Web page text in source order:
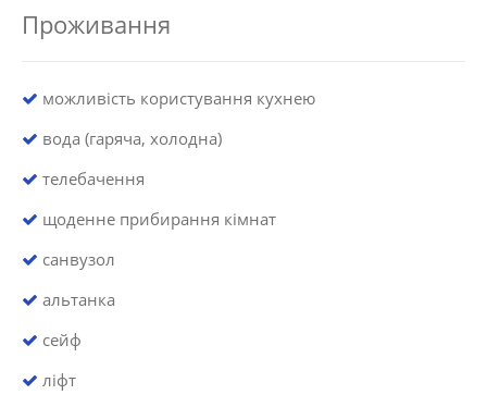
Проживання
можливість користування кухнею
вода (гаряча, холодна)
телебачення
щоденне прибирання кімнат
санвузол
альтанка
сейф
ліфт